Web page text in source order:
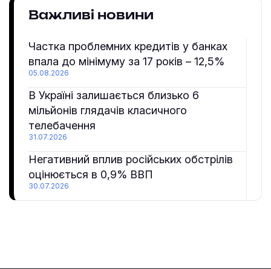
Важливі новини
Частка проблемних кредитів у банках
впала до мінімуму за 17 років – 12,5%
05.08.2026
В Україні залишається близько 6
мільйонів глядачів класичного
телебачення
31.07.2026
Негативний вплив російських обстрілів
оцінюється в 0,9% ВВП
30.07.2026